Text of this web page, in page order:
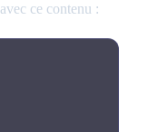
avec ce contenu :